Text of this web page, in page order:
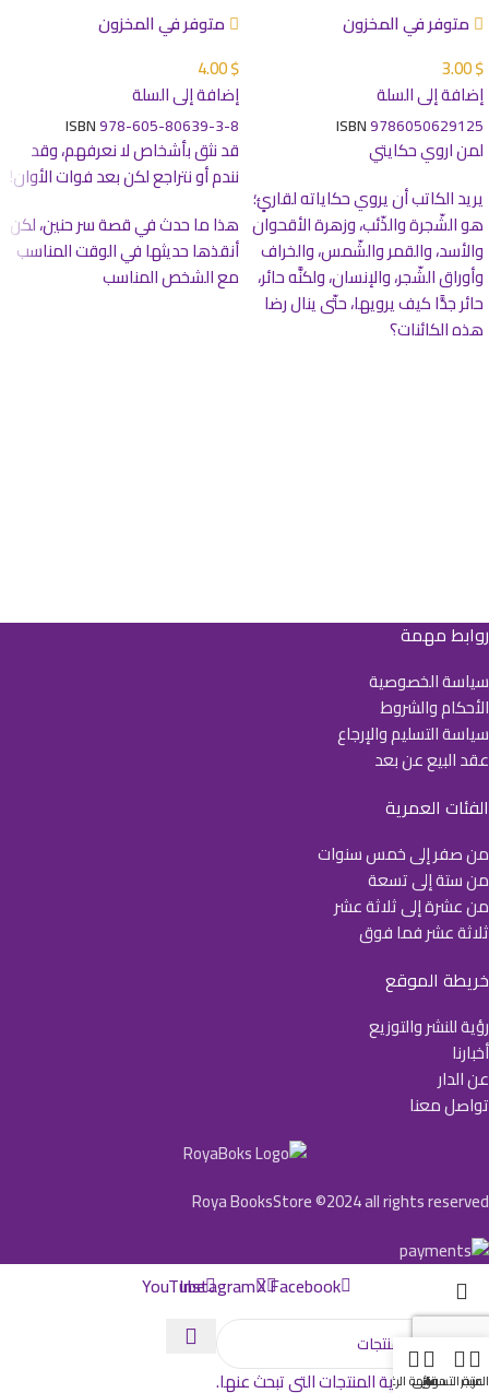
الاسم*
البريد الإلكتروني*
متوفر في المخزون
3.00$
إضافة إلى السلة
ISBN9786050629125
لمن اروي حكايتي
يريد الكاتب أن يروي حكاياته لقارئٍ؛
هو الشّجرة والذّئب، وزهرة الأقحوان
والأسد، والقمر والشّمس، والخراف
وأوراق الشّجر، والإنسان، ولكنَّه حائر،
حائر جدًّا كيف يرويها، حتّى ينال رضا
هذه الكائنات؟
متوفر في المخزون
4.00$
إضافة إلى السلة
ISBN978-605-80639-3-8
قد نثق بأشخاص لا نعرفهم، وقد
نندم أو نتراجع لكن بعد فوات الأوان!
هذا ما حدث في قصة سر حنين، لكن
أنقذها حديثها في الوقت المناسب
مع الشخص المناسب
روابط مهمة
سياسة الخصوصية
الأحكام والشروط
سياسة التسليم والإرجاع
عقد البيع عن بعد
الفئات العمرية
من صفر إلى خمس سنوات
من ستة إلى تسعة
من عشرة إلى ثلاثة عشر
ثلاثة عشر فما فوق
خريطة الموقع
رؤية للنشر والتوزيع
أخبارنا
عن الدار
تواصل معنا
Roya BooksStore ©2024 all rights reserved
ابدأ بالكتابة لرؤية المنتجات التي تبحث عنها.
Facebook
X
Instagram
YouTube
المتجر
عربة التسوق
حسابي
قائمة الرغبات